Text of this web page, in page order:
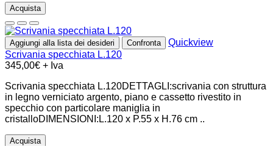
Acquista
Aggiungi alla lista dei desideri Confronta
Quickview
Scrivania specchiata L.120
345,00€ + Iva
Scrivania specchiata L.120DETTAGLI:scrivania con struttura
in legno verniciato argento, piano e cassetto rivestito in
specchio con particolare maniglia in
cristalloDIMENSIONI:L.120 x P.55 x H.76 cm ..
Acquista